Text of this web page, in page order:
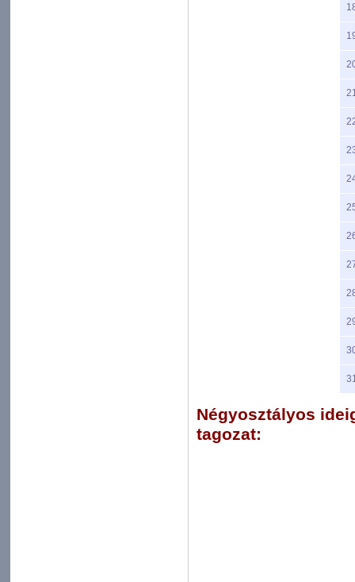
Négyosztályos
tagozat: